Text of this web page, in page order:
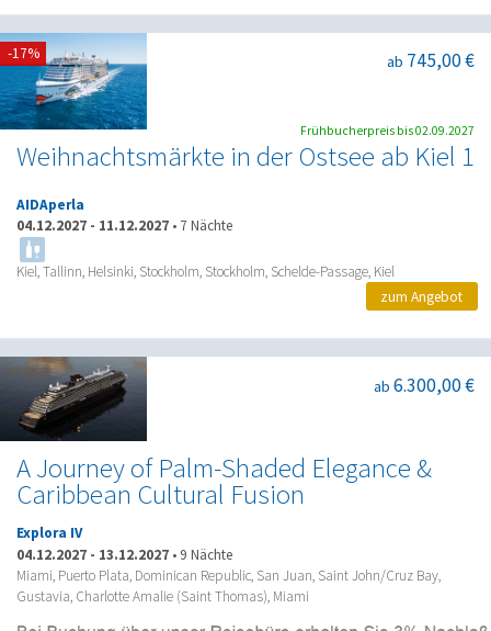
Weihnachtsmärkte in der Ostsee ab Kiel 1
ab 745,00 €
AIDAperla
04.12.2027 - 11.12.2027 • 7 Nächte
Kiel, Tallinn, Helsinki, Stockholm, Stockholm, Schelde-Passage, Kiel
-17%
Frühbucherpreis bis 02.09.2027
zum Angebot
A Journey of Palm-Shaded Elegance &
Caribbean Cultural Fusion
ab 6.300,00 €
Explora IV
04.12.2027 - 13.12.2027 • 9 Nächte
Miami, Puerto Plata, Dominican Republic, San Juan, Saint John/Cruz Bay,
Gustavia, Charlotte Amalie (Saint Thomas), Miami